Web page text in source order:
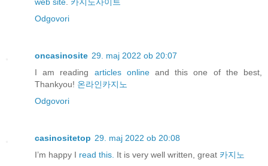
Odgovori
oncasinosite 29. maj 2022 ob 20:07
I am reading articles onlineand this one of the best,
Thankyou! 온라인카지노
Odgovori
casinositetop 29. maj 2022 ob 20:08
I’m happy I read this. It is very well written, great 카지노